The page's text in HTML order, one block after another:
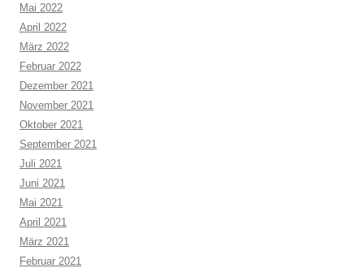
Mai 2022
April 2022
März 2022
Februar 2022
Dezember 2021
November 2021
Oktober 2021
September 2021
Juli 2021
Juni 2021
Mai 2021
April 2021
März 2021
Februar 2021